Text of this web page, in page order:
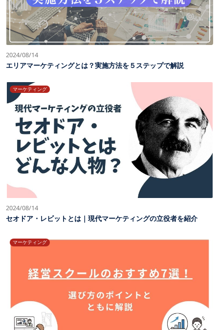
2024/08/14
エリアマーケティングとは？実施方法を５ステップで解説
マーケティング
2024/08/14
セオドア・レビットとは｜現代マーケティングの立役者を紹介
マーケティング